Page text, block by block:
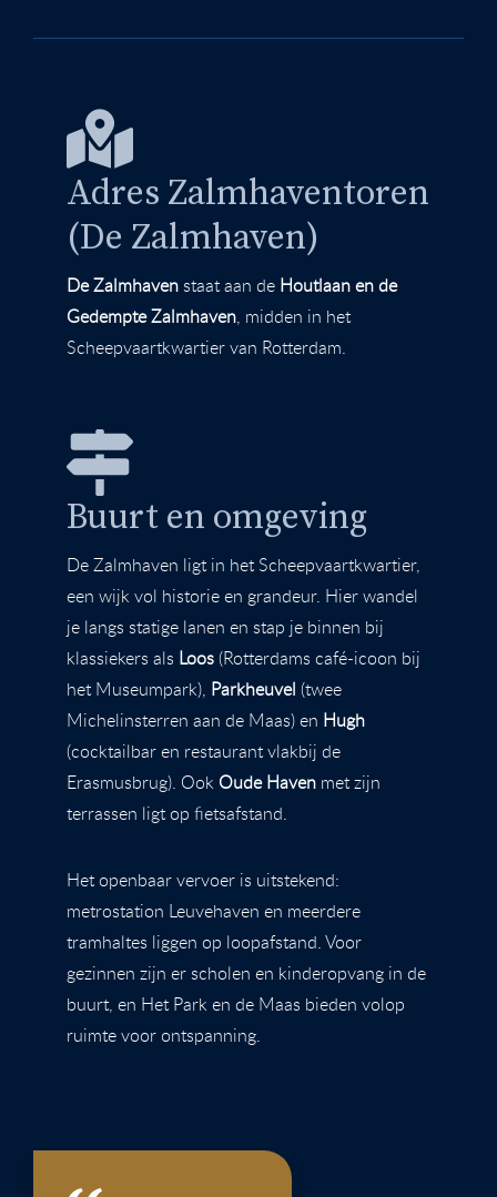
Adres Zalmhaventoren
(De Zalmhaven)
De Zalmhavenstaat aan de Houtlaan en de
Gedempte Zalmhaven, midden in het
Scheepvaartkwartier van Rotterdam.
Buurt en omgeving
De Zalmhaven ligt in het Scheepvaartkwartier,
een wijk vol historie en grandeur. Hier wandel
je langs statige lanen en stap je binnen bij
klassiekers als Loos (Rotterdams café-icoon bij
het Museumpark), Parkheuvel (twee
Michelinsterren aan de Maas) en Hugh
(cocktailbar en restaurant vlakbij de
Erasmusbrug). Ook Oude Haven met zijn
terrassen ligt op fietsafstand.
Het openbaar vervoer is uitstekend:
metrostation Leuvehaven en meerdere
tramhaltes liggen op loopafstand. Voor
gezinnen zijn er scholen en kinderopvang in de
buurt, en Het Park en de Maas bieden volop
ruimte voor ontspanning.